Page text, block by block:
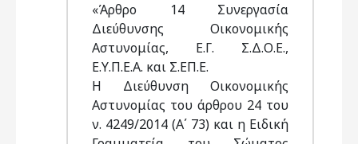
«Άρθρο 14 Συνεργασία
Διεύθυνσης Οικονομικής
Αστυνομίας, Ε.Γ. Σ.Δ.Ο.Ε.,
Ε.Υ.Π.Ε.Α. και Σ.ΕΠ.Ε.
Η Διεύθυνση Οικονομικής
Αστυνομίας του άρθρου 24 του
ν. 4249/2014 (Α΄ 73) και η Ειδική